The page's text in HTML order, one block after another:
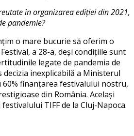
în organizarea ediţiei din 2021,
pandemie?
o mare bucurie să oferim o
a 28-a, deşi condiţiile sunt
legate de pandemia de
decizia inexplicabilă a Ministerul
60% finanţarea festivalului nostru,
din România. Acelaşi
TIFF de la Cluj-Napoca.